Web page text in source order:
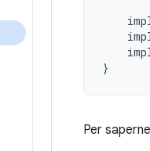
}
Per